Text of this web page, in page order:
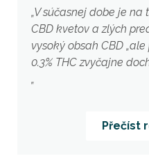
„V súčasnej dobe je
CBD kvetov a zlých
vysoký obsah CBD
0.3% THC zvyčajne
„
Přečíst